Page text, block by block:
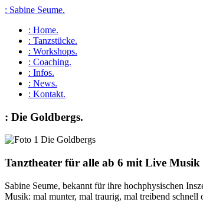
: Sabine Seume.
: Home.
: Tanzstücke.
: Workshops.
: Coaching.
: Infos.
: News.
: Kontakt.
: Die Goldbergs.
Tanztheater für alle ab 6 mit Live Musik
Sabine Seume, bekannt für ihre hochphysischen
Musik: mal munter, mal traurig, mal treibend schnell